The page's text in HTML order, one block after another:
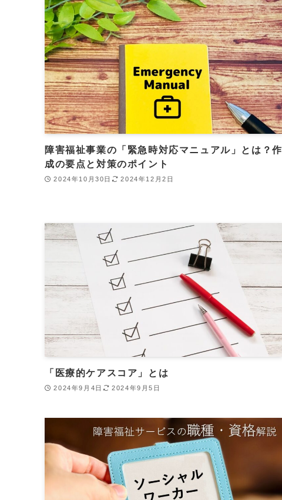
障害福祉事業の「緊急時対応マニュアル」とは？作
成の要点と対策のポイント
2024年10月30日 2024年12月2日
「医療的ケアスコア」とは
2024年9月4日 2024年9月5日